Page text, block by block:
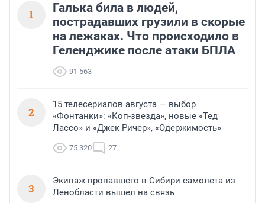
1
Галька била в людей,
пострадавших грузили в скорые
на лежаках. Что происходило в
Геленджике после атаки БПЛА
91 563
2
15 телесериалов августа — выбор
«Фонтанки»: «Коп-звезда», новые «Тед
Лассо» и «Джек Ричер», «Одержимость»
75 320 27
3
Экипаж пропавшего в Сибири самолета из
Ленобласти вышел на связь